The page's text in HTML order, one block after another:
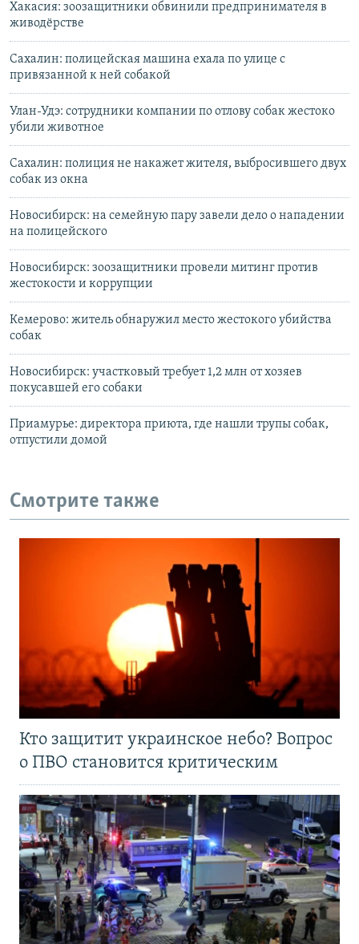
Хакасия: зоозащитники обвинили предпринимателя в
живодёрстве
Сахалин: полицейская машина ехала по улице с
привязанной к ней собакой
Улан-Удэ: сотрудники компании по отлову собак жестоко
убили животное
Сахалин: полиция не накажет жителя, выбросившего двух
собак из окна
Новосибирск: на семейную пару завели дело о нападении
на полицейского
Новосибирск: зоозащитники провели митинг против
жестокости и коррупции
Кемерово: житель обнаружил место жестокого убийства
собак
Новосибирск: участковый требует 1,2 млн от хозяев
покусавшей его собаки
Приамурье: директора приюта, где нашли трупы собак,
отпустили домой
Смотрите также
Кто защитит украинское небо? Вопрос
о ПВО становится критическим